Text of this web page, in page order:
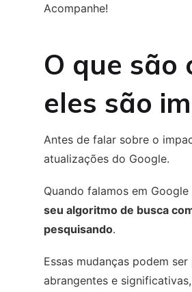
Acompanhe!
O que são
eles são
Antes de falar sobre o
atualizações do Google.
Quando falamos em
seu algoritmo de busca
pesquisando.
Essas mudanças podem
abrangentes e